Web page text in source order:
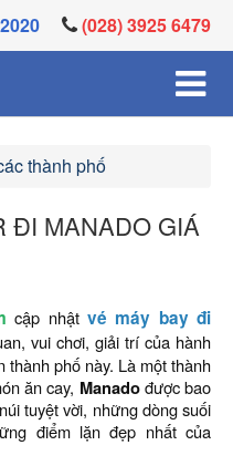
(028) 3925 6479
thành phố
ĐI MANADO GIÁ
cập nhật vé máy bay đi
vui chơi, giải trí của hành
thành phố này. Là một thành
ăn cay, Manadođược bao
tuyệt vời, những dòng suối
điểm lặn đẹp nhất của